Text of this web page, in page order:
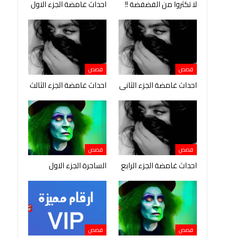
لا تكثروا من الفضفضة !! احداث غامضة الجزء الاول
قصص
احداث غامضة الجزء الثانى
قصص
احداث غامضة الجزء الثالث
قصص
احداث غامضة الجزء الرابع
قصص
الساحرة الجزء الاول
قصص قصص